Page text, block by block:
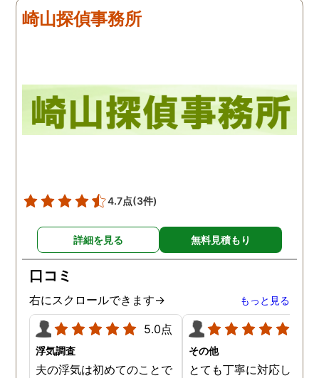
は、仕事も丁寧で調査内
崎山探偵事務所
4.7点(3件)
詳細を見る 無料見積もり
口コミ
右にスクロールできます→ もっと見る
5.0点
浮気調査
夫の浮気は初めてのことで
その他
とても丁寧に対応してく